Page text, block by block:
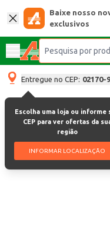
Baixe nosso
exclusivos
Entregue no CEP: 02170-
Escolha uma loja ou informe
CEP para ver ofertas da
região
INFORMAR LOCALIZAÇÃO